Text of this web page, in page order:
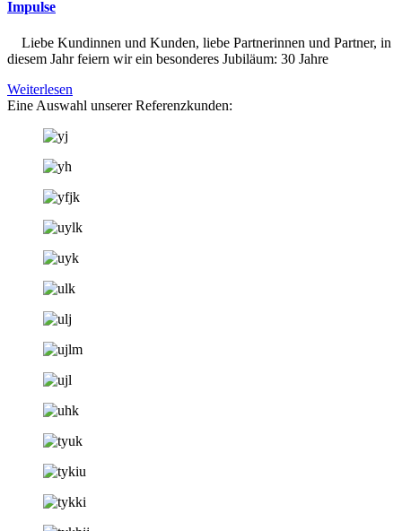
Impulse
Liebe Kundinnen und Kunden, liebe Partnerinnen und Partner, in
diesem Jahr feiern wir ein besonderes Jubiläum: 30 Jahre
Weiterlesen
Eine Auswahl unserer Referenzkunden: